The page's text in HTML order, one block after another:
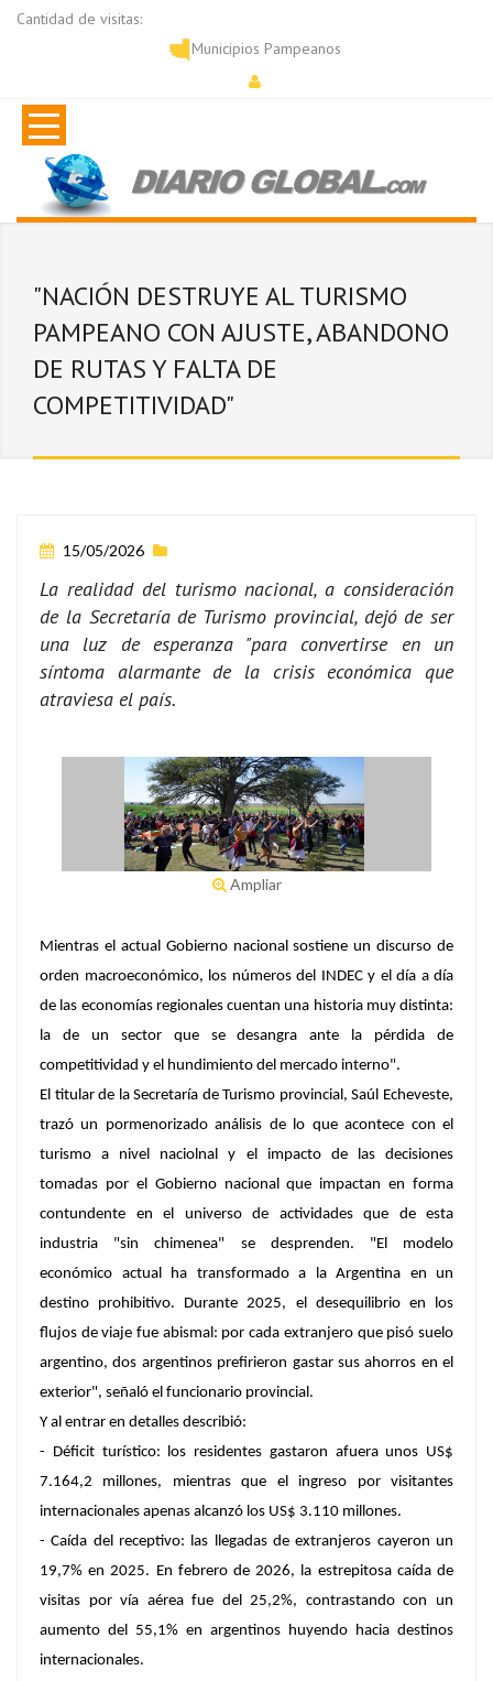
Cantidad de visitas:
Municipios Pampeanos
"NACIÓN DESTRUYE AL TURISMO
PAMPEANO CON AJUSTE, ABANDONO
DE RUTAS Y FALTA DE
COMPETITIVIDAD"
15/05/2026
La realidad del turismo nacional, a consideración
de la Secretaría de Turismo provincial, dejó de ser
una luz de esperanza "para convertirse en un
síntoma alarmante de la crisis económica que
atraviesa el país.
Ampliar
Mientras el actual Gobierno nacional sostiene un discurso de
orden macroeconómico, los números del INDEC y el día a día
de las economías regionales cuentan una historia muy distinta:
la de un sector que se desangra ante la pérdida de
competitividad y el hundimiento del mercado interno".
El titular de la Secretaría de Turismo provincial, Saúl Echeveste,
trazó un pormenorizado análisis de lo que acontece con el
turismo a nivel naciolnal y el impacto de las decisiones
tomadas por el Gobierno nacional que impactan en forma
contundente en el universo de actividades que de esta
industria "sin chimenea" se desprenden. "El modelo
económico actual ha transformado a la Argentina en un
destino prohibitivo. Durante 2025, el desequilibrio en los
flujos de viaje fue abismal: por cada extranjero que pisó suelo
argentino, dos argentinos prefirieron gastar sus ahorros en el
exterior", señaló el funcionario provincial.
Y al entrar en detalles describió:
- Déficit turístico: los residentes gastaron afuera unos US$
7.164,2 millones, mientras que el ingreso por visitantes
internacionales apenas alcanzó los US$ 3.110 millones.
- Caída del receptivo: las llegadas de extranjeros cayeron un
19,7% en 2025. En febrero de 2026, la estrepitosa caída de
visitas por vía aérea fue del 25,2%, contrastando con un
aumento del 55,1% en argentinos huyendo hacia destinos
internacionales.